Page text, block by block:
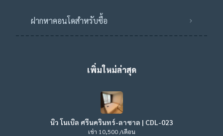
ฝากหาคอนโดสำหรับซื้อ
เพิ่มใหม่ล่าสุด
นิว โนเบิล ศรีนครินทร์-ลาซาล | CDL-023
เช่า 10,500 /เดือน